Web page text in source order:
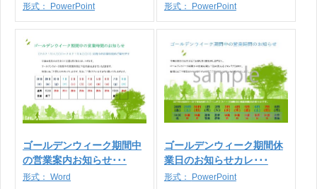
形式： PowerPoint 形式： PowerPoint
ゴールデンウィーク期間中
の営業案内お知らせ･･･
形式： Word
ゴールデンウィーク期間休
業日のお知らせカレ･･･
形式： PowerPoint